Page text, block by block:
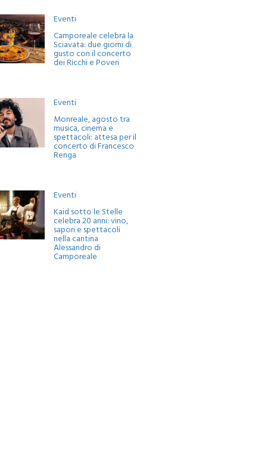
Eventi
Camporeale celebra la
Sciavata: due giorni di
gusto con il concerto
dei Ricchi e Poveri
Eventi
Monreale, agosto tra
musica, cinema e
spettacoli: attesa per il
concerto di Francesco
Renga
Eventi
Kaid sotto le Stelle
celebra 20 anni: vino,
sapori e spettacoli
nella cantina
Alessandro di
Camporeale